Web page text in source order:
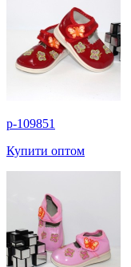
p-109851
Купити оптом